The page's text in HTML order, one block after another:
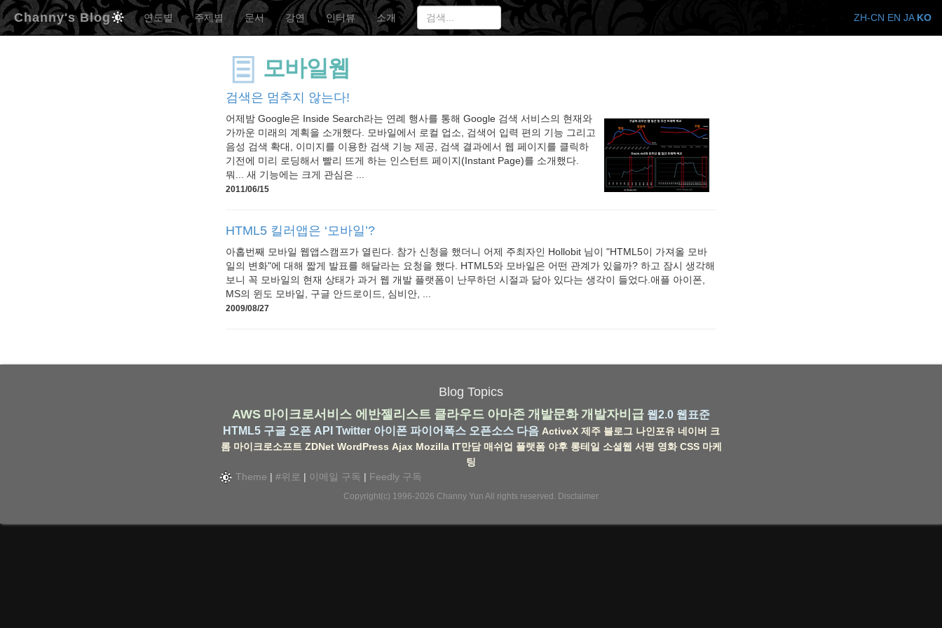
Channy's Blog 연도별 주제별 문서 강연 인터뷰 소개
모바일웹
검색은 멈추지 않는다!
어제밤 Google은 Inside Search라는 연례 행사를 통해 Google 검색 서비스의 현재와
가까운 미래의 계획을 소개했다. 모바일에서 로컬 업소, 검색어 입력 편의 기능 그리고
음성 검색 확대, 이미지를 이용한 검색 기능 제공, 검색 결과에서 웹 페이지를 클릭하
기전에 미리 로딩해서 빨리 뜨게 하는 인스턴트 페이지(Instant Page)를 소개했다.
뭐... 새 기능에는 크게 관심은 ...
2011/06/15
HTML5 킬러앱은 ‘모바일’?
아홉번째 모바일 웹앱스캠프가 열린다. 참가 신청을 했더니 어제 주최자인 Hollobit 님이 "HTML5이 가져올 모바
일의 변화"에 대해 짧게 발표를 해달라는 요청을 했다. HTML5와 모바일은 어떤 관계가 있을까? 하고 잠시 생각해
보니 꼭 모바일의 현재 상태가 과거 웹 개발 플랫폼이 난무하던 시절과 닮아 있다는 생각이 들었다.애플 아이폰,
MS의 윈도 모바일, 구글 안드로이드, 심비안, ...
2009/08/27
Blog Topics
AWS 마이크로서비스 에반젤리스트 클라우드 아마존 개발문화 개발자비급 웹2.0 웹표준
HTML5 구글 오픈 API Twitter 아이폰 파이어폭스 오픈소스 다음 ActiveX 제주 블로그 나인포유 네이버 크
롬 마이크로소프트 ZDNet WordPress Ajax Mozilla IT만담 매쉬업 플랫폼 야후 롱테일 소셜웹 서평 영화 CSS 마케
팅
Theme | #위로 | 이메일 구독 | Feedly 구독
Copyright(c) 1996-2026 Channy Yun All rights reserved. Disclaimer
ZH-CN EN JA KO